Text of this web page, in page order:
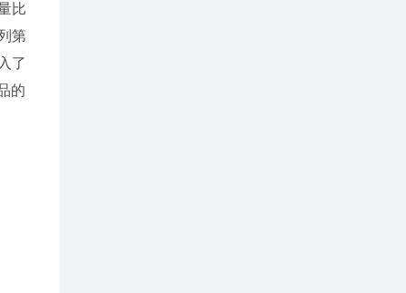
比
第
了
的